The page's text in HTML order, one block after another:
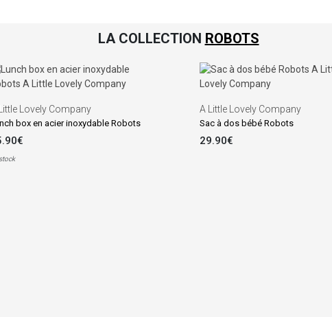
LA COLLECTION ROBOTS
Lovely Company
box en acier inoxydable Robots
A Little Lovely Company
Sac à dos bébé Robots
29.90€